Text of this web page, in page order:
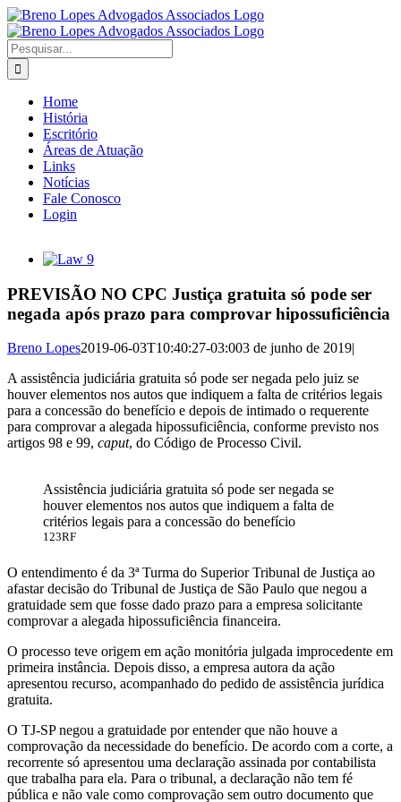
Ir
para
o
conteúdo
Buscar
resultados
para:
Home
História
Escritório
Áreas de Atuação
Links
Notícias
Fale Conosco
Login
View
Image
PREVISÃO NO CPC Justiça gratuita só pode ser
negada após prazo para comprovar hipossuficiência
Breno Lopes2019-06-03T10:40:27-03:003 de junho de 2019|
A assistência judiciária gratuita só pode ser negada pelo juiz se
houver elementos nos autos que indiquem a falta de critérios legais
para a concessão do benefício e depois de intimado o requerente
para comprovar a alegada hipossuficiência, conforme previsto nos
artigos 98 e 99, caput, do Código de Processo Civil.
Assistência judiciária gratuita só pode ser negada se
houver elementos nos autos que indiquem a falta de
critérios legais para a concessão do benefício
123RF
O entendimento é da 3ª Turma do Superior Tribunal de Justiça ao
afastar decisão do Tribunal de Justiça de São Paulo que negou a
gratuidade sem que fosse dado prazo para a empresa solicitante
comprovar a alegada hipossuficiência financeira.
O processo teve origem em ação monitória julgada improcedente em
primeira instância. Depois disso, a empresa autora da ação
apresentou recurso, acompanhado do pedido de assistência jurídica
gratuita.
O TJ-SP negou a gratuidade por entender que não houve a
comprovação da necessidade do benefício. De acordo com a corte, a
recorrente só apresentou uma declaração assinada por contabilista
que trabalha para ela. Para o tribunal, a declaração não tem fé
pública e não vale como comprovação sem outro documento que